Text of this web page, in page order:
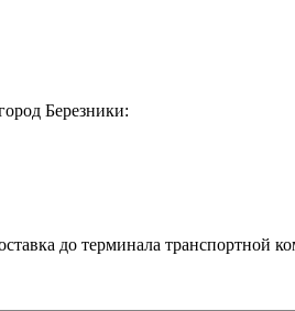
Березники:
до терминала транспортной